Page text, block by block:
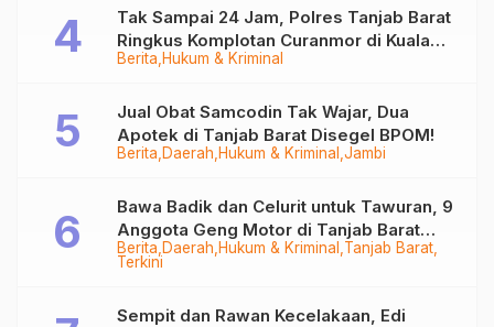
Berita Hukum & Kriminal
Tak Sampai 24 Jam, Polres Tanjab Barat
Ringkus Komplotan Curanmor di Kuala
Tungkal
Berita Daerah Hukum & Kriminal Jambi
Jual Obat Samcodin Tak Wajar, Dua
Apotek di Tanjab Barat Disegel BPOM!
Berita Daerah Hukum & Kriminal Tanjab Barat
Terkini
Bawa Badik dan Celurit untuk Tawuran, 9
Anggota Geng Motor di Tanjab Barat
Diringkus
Sempit dan Rawan Kecelakaan, Edi